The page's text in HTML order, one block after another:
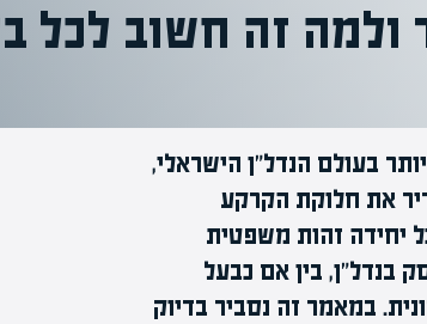
ולמה זה חשוב לכל
בעולם הנדל"ן הישראלי,
את חלוקת הקרקע
יחידה זהות משפטית
בנדל"ן, בין אם כבעל
במאמר זה נסביר בדיוק
המרצים
מחכים לכם